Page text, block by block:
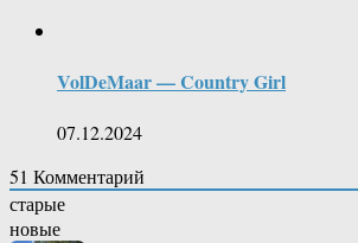
VolDeMaar — Country Girl
07.12.2024
51 Комментарий
старые
новые